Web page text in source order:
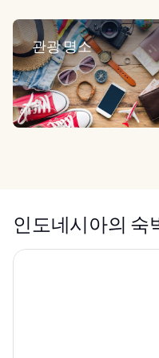
관광 명소
인도네시아의 숙
비세사 우붓 리조트